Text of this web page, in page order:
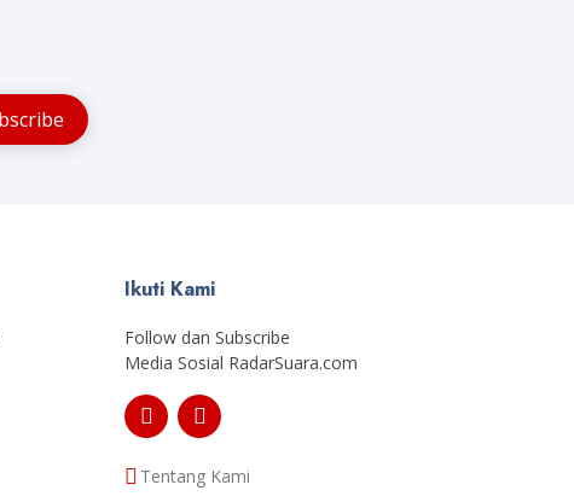
Ikuti Kami
Follow dan Subscribe
Media Sosial RadarSuara.com
Tentang Kami